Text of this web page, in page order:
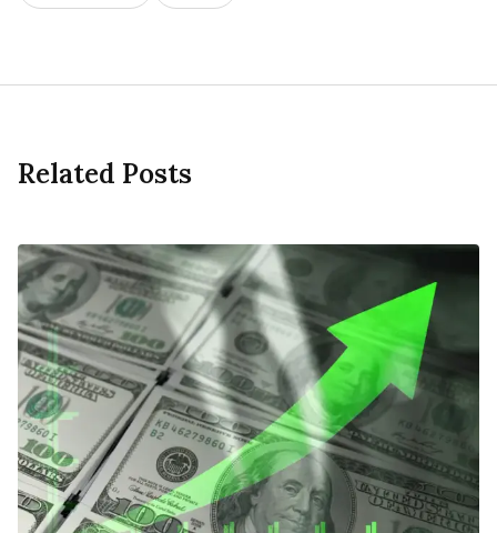
Related Posts